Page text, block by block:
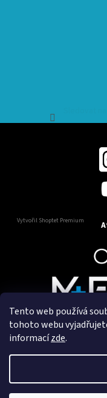
Tento web používá
tohoto webu
informacízde.
Vytvořil Shoptet Premium
Copyright 2025
Vytvořil a